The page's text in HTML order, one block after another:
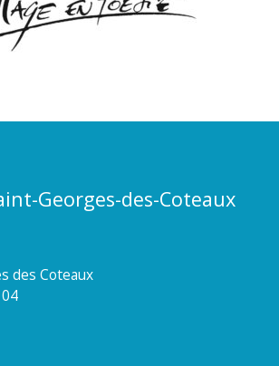
Georges-des-Coteaux
des Coteaux